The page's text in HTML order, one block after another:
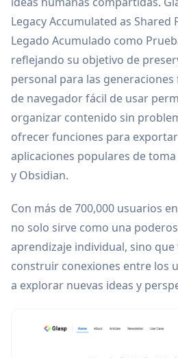
Legacy Accumulated as Shared
Legado Acumulado como
reflejando su objetivo de
personal para las
de navegador fácil de usar
organizar contenido sin
ofrecer funciones para
aplicaciones populares de
y Obsidian.
Con más de 700,000 usuarios
no solo sirve como una
aprendizaje individual, sino
construir conexiones entre los
a explorar nuevas ideas y